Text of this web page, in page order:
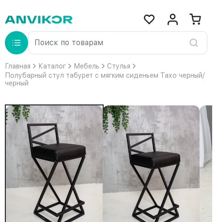
Главная Каталог Мебель
Стулья
Полубарный стул табурет с мягким сиденьем Тахо черный/
черный